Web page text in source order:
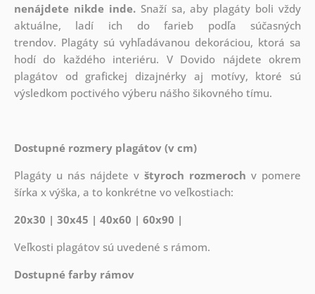
nenájdete nikde inde.Snaží sa, aby plagáty boli vždy
aktuálne, ladí ich do farieb podľa súčasných
trendov. Plagáty sú vyhľadávanou dekoráciou, ktorá sa
hodí do každého interiéru. V Dovido nájdete okrem
plagátov od grafickej dizajnérky aj motívy, ktoré sú
výsledkom poctivého výberu nášho šikovného tímu.
Dostupné rozmery plagátov (v cm)
Plagáty u nás nájdete vštyroch rozmeroch v pomere
šírka x výška, a to konkrétne vo veľkostiach:
20x30 | 30x45 | 40x60 | 60x90 |
Veľkosti plagátov sú uvedené s rámom.
Dostupné farby rámov